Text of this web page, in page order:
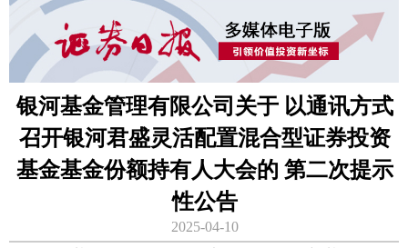
银河基金管理有限公司关于 以通讯方式
召开银河君盛灵活配置混合型证券投资
基金基金份额持有人大会的 第二次提示
性公告
2025-04-10